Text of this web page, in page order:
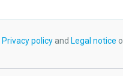
Privacy policy and Legal notice